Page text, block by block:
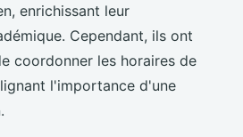
enrichissant leur
Cependant, ils ont
coordonner les horaires de
l'importance d'une